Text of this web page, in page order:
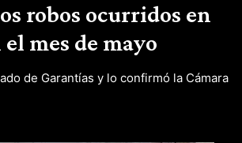
robos ocurridos en
mes de mayo
de Garantías y lo confirmó la Cámara